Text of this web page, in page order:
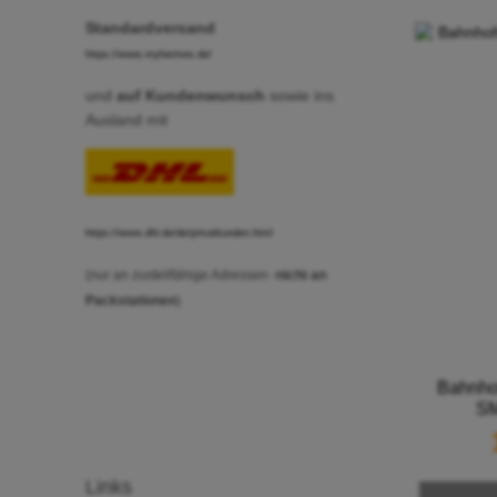
Standardversand
https://www.myhermes.de/
und auf Kundenwunsch sowie ins
Ausland mit
https://www.dhl.de/de/privatkunden.html
nicht an
Packstationen
Links